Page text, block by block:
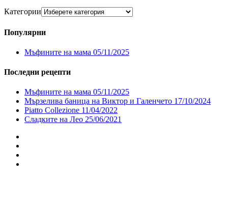
Категории
Популярни
Мъфините на мама 05/11/2025
Последни рецепти
Мъфините на мама 05/11/2025
Мързелива баница на Виктор и Галенчето 17/10/2024
Piatto Collezione 11/04/2022
Сладките на Лео 25/06/2021